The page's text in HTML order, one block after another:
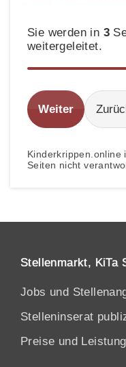
Sie werden in 3
weitergeleitet.
Weiter
Seiten nicht
Stellenmarkt, KiTa
Jobs und
Stelleninserat
Preise und